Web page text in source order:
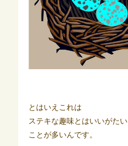
とはいえこれは
ステキな趣味とはいいがたい
ことが多いんです。